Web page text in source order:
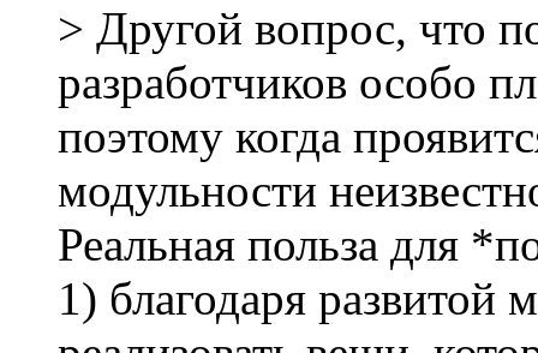
> Другой вопрос, что
разработчиков особо
поэтому когда
модульности
Реальная польза для
1) благодаря развитой